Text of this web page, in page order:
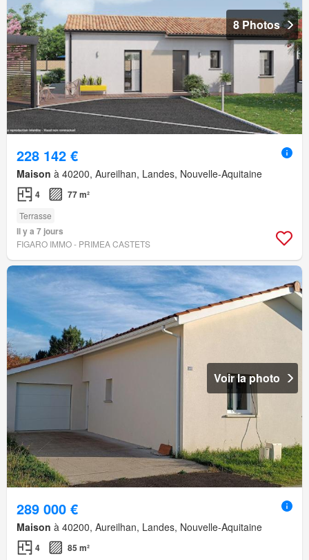
8 Photos
228 142 €
Maison à 40200, Aureilhan, Landes, Nouvelle-Aquitaine
4 77 m²
Terrasse
Il y a 7 jours
FIGARO IMMO - PRIMEA CASTETS
Voir la photo
289 000 €
Maison à 40200, Aureilhan, Landes, Nouvelle-Aquitaine
4 85 m²